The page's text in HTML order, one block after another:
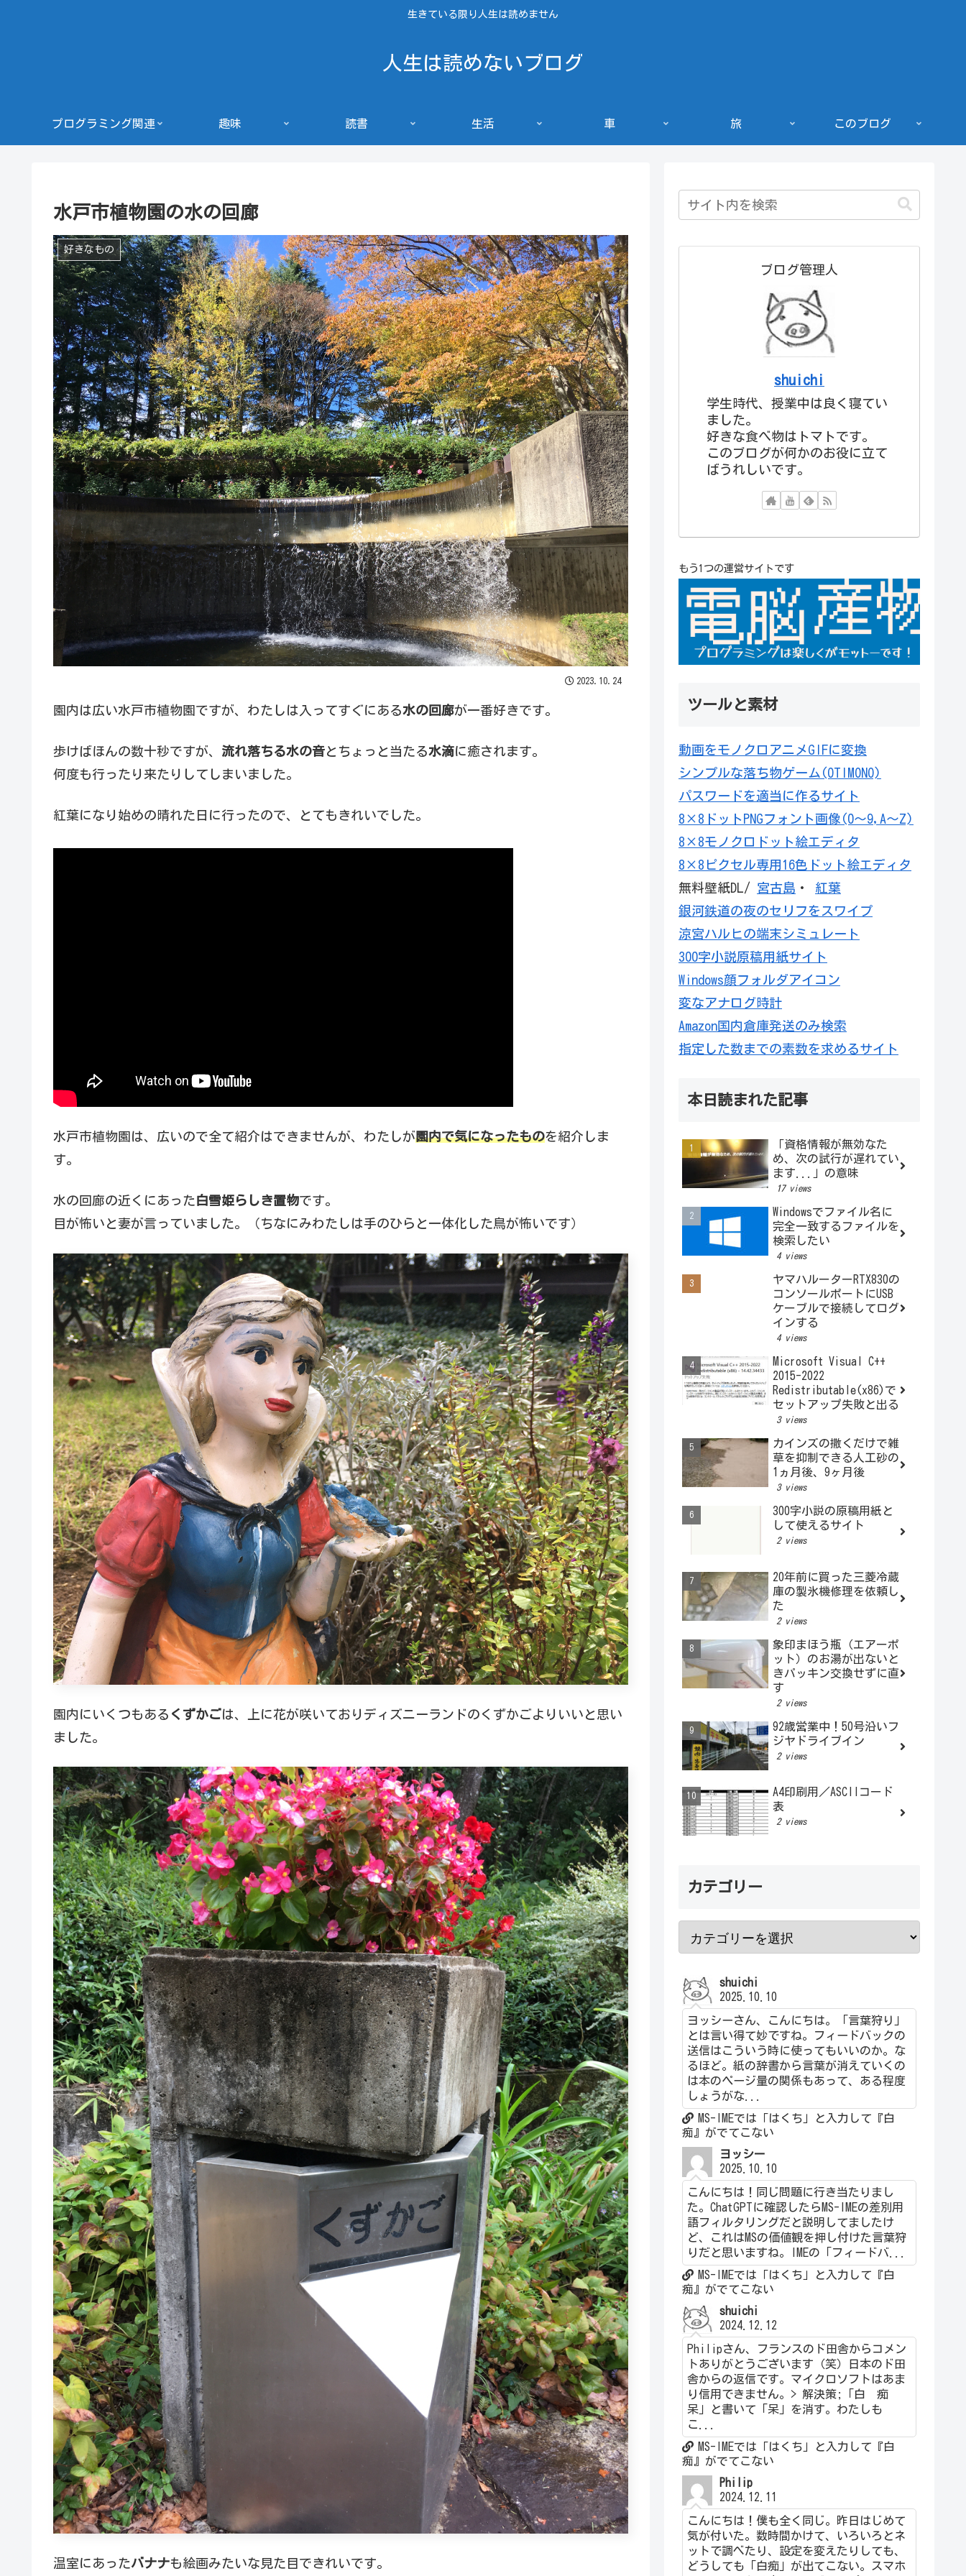
生きている限り人生は読めません
人生は読めないブログ
プログラミング関連 趣味 読書 生活 車 旅 このブログ
水戸市植物園の水の回廊
好きなもの
2023.10.24
園内は広い水戸市植物園ですが、わたしは入ってすぐにある水の回廊が一番好きです。
歩けばほんの数十秒ですが、 流れ落ちる水の音とちょっと当たる水滴に癒されます。
何度も行ったり来たりしてしまいました。
紅葉になり始めの晴れた日に行ったので、とてもきれいでした。
水戸市植物園は、広いので全て紹介はできませんが、わたしが園内で気になったものを紹介しま
す。
水の回廊の近くにあった 白雪姫らしき置物です。
目が怖いと妻が言っていました。（ちなにみわたしは手のひらと一体化した鳥が怖いです）
園内にいくつもある くずかごは、上に花が咲いておりディズニーランドのくずかごよりいいと思い
ました。
温室にあったバナナも絵画みたいな見た目できれいです。
ブログ管理人
shuichi
学生時代、授業中は良く寝てい
ました。
好きな食べ物はトマトです。
このブログが何かのお役に立て
ばうれしいです。
もう1つの運営サイトです
ツールと素材
動画をモノクロアニメGIFに変換
シンプルな落ち物ゲーム(OTIMONO)
パスワードを適当に作るサイト
8×8ドットPNGフォント画像(0～9,A～Z)
8×8モノクロドット絵エディタ
8×8ピクセル専用16色ドット絵エディタ
無料壁紙DL/ 宮古島 ・ 紅葉
銀河鉄道の夜のセリフをスワイプ
涼宮ハルヒの端末シミュレート
300字小説原稿用紙サイト
Windows顔フォルダアイコン
変なアナログ時計
Amazon国内倉庫発送のみ検索
指定した数までの素数を求めるサイト
本日読まれた記事
「資格情報が無効なた
め、次の試行が遅れてい
ます...」の意味
17 views
Windowsでファイル名に
完全一致するファイルを
検索したい
4 views
ヤマハルーターRTX830の
コンソールポートにUSB
ケーブルで接続してログ
インする
4 views
Microsoft Visual C++
2015-2022
Redistributable(x86)で
セットアップ失敗と出る
3 views
カインズの撒くだけで雑
草を抑制できる人工砂の
1ヵ月後、9ヶ月後
3 views
300字小説の原稿用紙と
して使えるサイト
2 views
20年前に買った三菱冷蔵
庫の製氷機修理を依頼し
た
2 views
象印まほう瓶（エアーポ
ット）のお湯が出ないと
きパッキン交換せずに直
す
2 views
92歳営業中！50号沿いフ
ジヤドライブイン
2 views
A4印刷用／ASCIIコード
表
2 views
カテゴリー
shuichi
2025.10.10
ヨッシーさん、こんにちは。「言葉狩り」
とは言い得て妙ですね。フィードバックの
送信はこういう時に使ってもいいのか。な
るほど。紙の辞書から言葉が消えていくの
は本のページ量の関係もあって、ある程度
しょうがな...
MS-IMEでは「はくち」と入力して『白
痴』がでてこない
ヨッシー
2025.10.10
こんにちは！同じ問題に行き当たりまし
た。ChatGPTに確認したらMS-IMEの差別用
語フィルタリングだと説明してましたけ
ど、これはMSの価値観を押し付けた言葉狩
りだと思いますね。IMEの「フィードバ...
MS-IMEでは「はくち」と入力して『白
痴』がでてこない
shuichi
2024.12.12
Philipさん、フランスのド田舎からコメン
トありがとうございます（笑）日本のド田
舎からの返信です。マイクロソフトはあま
り信用できません。> 解決策;「白 痴
呆」と書いて「呆」を消す。わたしも
こ...
MS-IMEでは「はくち」と入力して『白
痴』がでてこない
Philip
2024.12.11
こんにちは！僕も全く同じ。昨日はじめて
気が付いた。数時間かけて、いろいろとネ
ットで調べたり、設定を変えたりしても、
どうしても「白痴」が出てこない。スマホ